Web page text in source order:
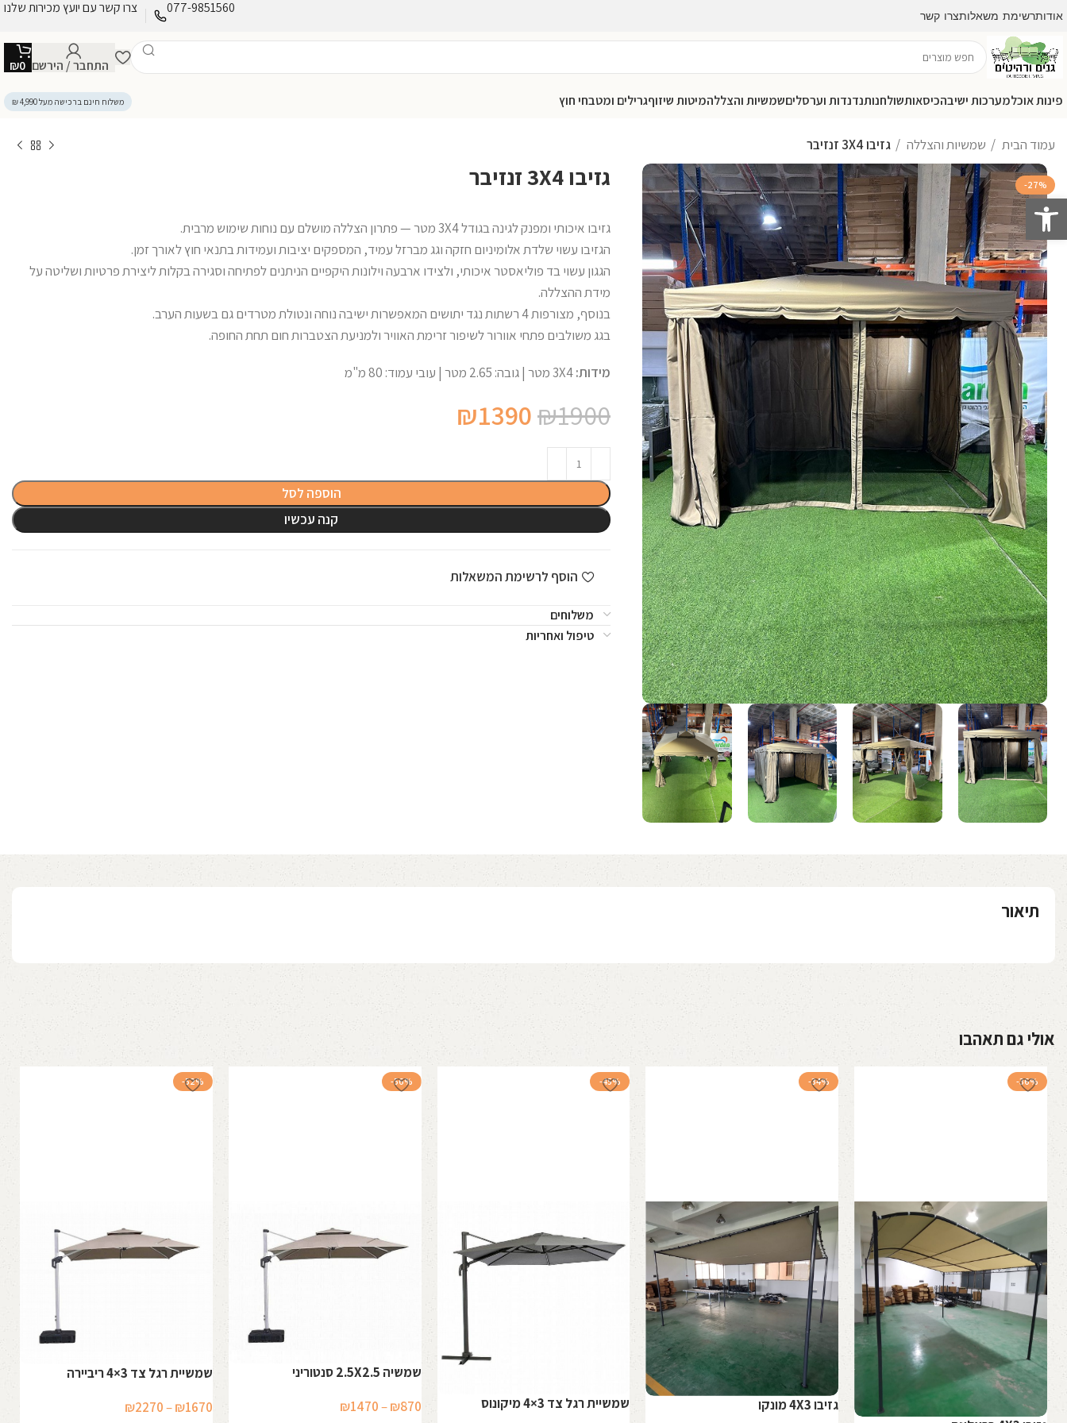
פתח סרגל נגישות
אודותרשימת משאלותצרו קשר 077-9851560 צרו קשר עם יועץ מכירות שלנו
התחבר / הירשם ₪0
פינות אוכלמערכות ישיבהכיסאותשולחנותנדנדות וערסליםשמשיות והצללהמיטות שיזוףגרילים ומטבחי חוץ משלוח חינם ברכישה מעל 4,990 ₪
עמוד הבית שמשיות והצללה גזיבו 3X4 זנזיבר
-27% גזיבו 3X4 זנזיבר
גזיבו איכותי ומפנק לגינה בגודל 3X4 מטר — פתרון הצללה מושלם עם נוחות שימוש מרבית.
הגזיבו עשוי שלדת אלומיניום חזקה וגג מברזל עמיד, המספקים יציבות ועמידות בתנאי חוץ לאורך זמן.
הגגון עשוי בד פוליאסטר איכותי, ולצידו ארבעה וילונות היקפיים הניתנים לפתיחה וסגירה בקלות ליצירת פרטיות ושליטה על
מידת ההצללה.
בנוסף, מצורפות 4 רשתות נגד יתושים המאפשרות ישיבה נוחה ונטולת מטרדים גם בשעות הערב.
בגג משולבים פתחי אוורור לשיפור זרימת האוויר ולמניעת הצטברות חום תחת החופה.
מידות:
₪1900
המחיר
היה:
₪1900.
₪1390
הוא:
₪1390.
הוספה לסל
קנה עכשיו
הוסף לרשימת המשאלות
משלוחים
טיפול ואחריות
תיאור
אולי גם תאהבו
-36%
-34%
גזיבו 4X3 מונקו
-45%
שמשיית רגל צד 3×4 מיקונוס
-56%
שמשיה 2.5X2.5 סנטוריני
₪870
–
₪1470
-52%
שמשיית רגל צד 3×4 ריביירה
₪1670
–
₪2270